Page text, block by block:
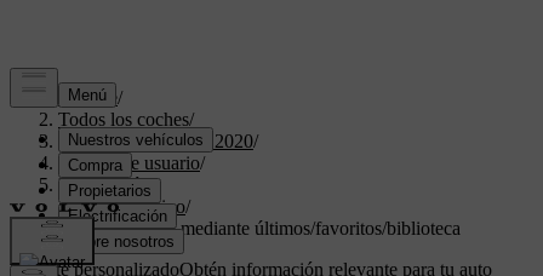
Soporte/
Todos los coches/
XC40 Twin Engine 2020/
Manual de usuario/
Navegación/
Indicar destino/
Indique destino mediante últimos/favoritos/biblioteca
Soporte personalizadoObtén información relevante para tu auto